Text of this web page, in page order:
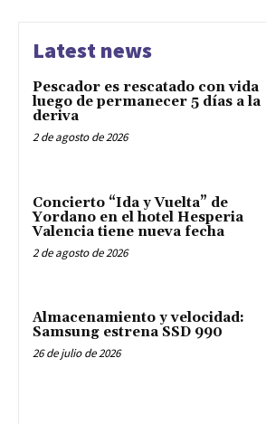
Latest news
Pescador es rescatado con vida
luego de permanecer 5 días a la
deriva
2 de agosto de 2026
Concierto “Ida y Vuelta” de
Yordano en el hotel Hesperia
Valencia tiene nueva fecha
2 de agosto de 2026
Almacenamiento y velocidad:
Samsung estrena SSD 990
26 de julio de 2026